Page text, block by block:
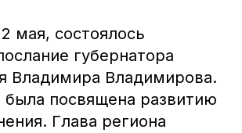
мая, состоялось
губернатора
Владимира Владимирова.
посвящена развитию
Глава региона